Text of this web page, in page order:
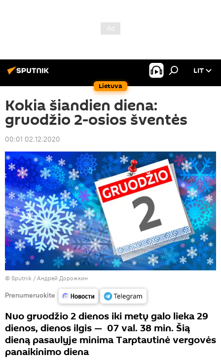
Lietuva
LIT
Kokia šiandien diena:
gruodžio 2-osios šventės
00:01 02.12.2020
© Sputnik / Андрей Дорожкин
Prenumeruokite
Nuo gruodžio 2 dienos iki metų galo lieka 29
dienos, dienos ilgis — 07 val. 38 min. Šią
dieną pasaulyje minima Tarptautinė vergovės
panaikinimo diena